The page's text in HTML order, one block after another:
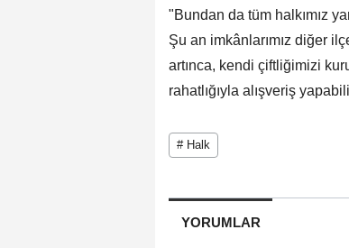
"Bundan da tüm halkımız
Şu an imkânlarımız diğer
artınca, kendi çiftliğimizi
rahatlığıyla alışveriş
# Halk
YORUMLAR